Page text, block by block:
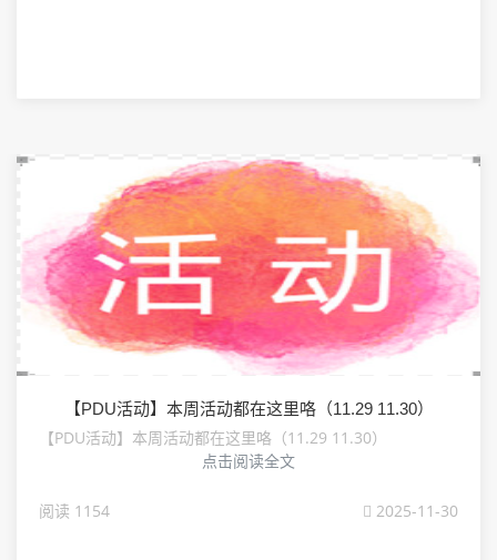
【PDU活动】本周活动都在这里咯（11.29 11.30）
【PDU活动】本周活动都在这里咯（11.29 11.30）
点击阅读全文
阅读 1154 2025-11-30